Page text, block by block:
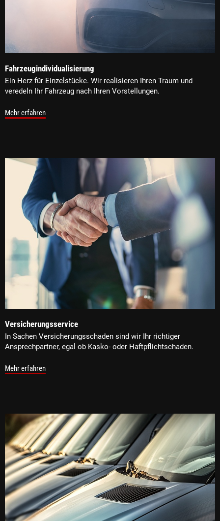
Fahrzeugindividualisierung
Ein Herz für Einzelstücke. Wir realisieren Ihren Traum und
veredeln Ihr Fahrzeug nach Ihren Vorstellungen.
Mehr erfahren
Versicherungsservice
In Sachen Versicherungsschaden sind wir Ihr richtiger
Ansprechpartner, egal ob Kasko- oder Haftpflichtschaden.
Mehr erfahren